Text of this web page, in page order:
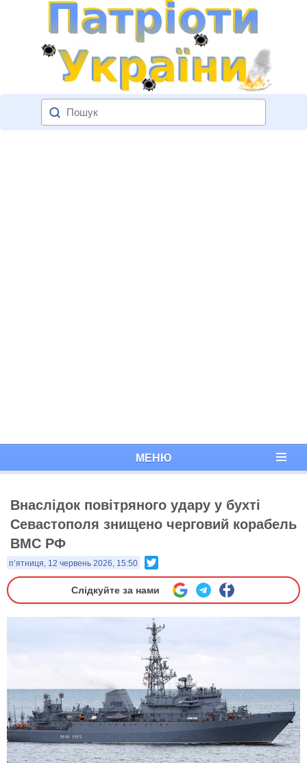
МЕНЮ
Внаслідок повітряного удару у бухті
Севастополя знищено черговий корабель
ВМС РФ
п’ятниця, 12 червень 2026, 15:50
Слідкуйте за нами